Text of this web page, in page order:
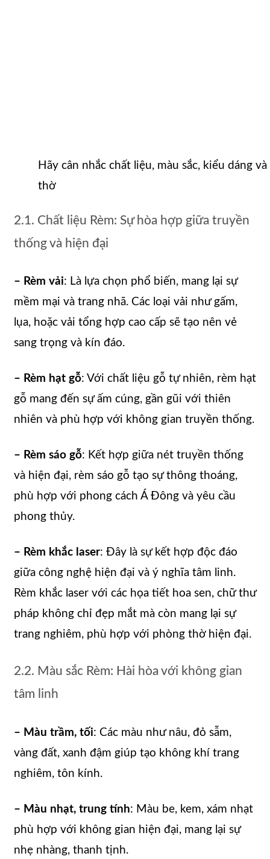
Hãy cân nhắc chất liệu, màu sắc, kiểu dáng
thờ
2.1. Chất liệu Rèm: Sự hòa hợp giữa truyền
thống và hiện đại
– Rèm vải: Là lựa chọn phổ biến, mang lại sự
mềm mại và trang nhã. Các loại vải như gấm,
lụa, hoặc vải tổng hợp cao cấp sẽ tạo nên vẻ
sang trọng và kín đáo.
– Rèm hạt gỗ: Với chất liệu gỗ tự nhiên, rèm hạt
gỗ mang đến sự ấm cúng, gần gũi với thiên
nhiên và phù hợp với không gian truyền thống.
– Rèm sáo gỗ: Kết hợp giữa nét truyền thống
và hiện đại, rèm sáo gỗ tạo sự thông thoáng,
phù hợp với phong cách Á Đông và yêu cầu
phong thủy.
– Rèm khắc laser: Đây là sự kết hợp độc đáo
giữa công nghệ hiện đại và ý nghĩa tâm linh.
Rèm khắc laser với các họa tiết hoa sen, chữ thư
pháp không chỉ đẹp mắt mà còn mang lại sự
trang nghiêm, phù hợp với phòng thờ hiện đại.
2.2. Màu sắc Rèm: Hài hòa với không gian
tâm linh
– Màu trầm, tối: Các màu như nâu, đỏ sẫm,
vàng đất, xanh đậm giúp tạo không khí trang
nghiêm, tôn kính.
– Màu nhạt, trung tính: Màu be, kem, xám nhạt
phù hợp với không gian hiện đại, mang lại sự
nhẹ nhàng, thanh tịnh.